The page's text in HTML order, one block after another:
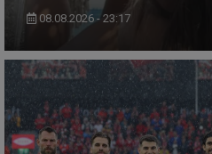
08.08.2026 - 23:17